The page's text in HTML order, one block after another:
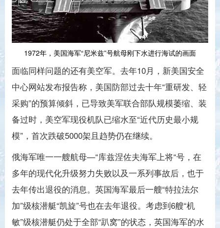
1972年，美国海军“尼米兹”号航母刚下水进行海试的画面
面临同样问题的还有美空军。去年10月，新美国安全
中心网站发布报告称，美国防部过去十年“重研发、轻
采购”的预算倾斜，已导致美军联合部队规模萎缩、装
备过时，美空军现役机队已缩水至“近代历史最小规
模”，首次跌破5000架且趋势仍在继续。
俄海军唯一一艘航母—“库兹涅佐夫海军上将“号，在
多年的现代化升级努力失败以及一系列事故后，也于
去年传出退役的消息。英国海军最后一艘“特拉法尔
加”级核潜艇“凯旋”号也在去年退役。考虑到6艘“机
敏”级核潜艇仍处于全部“趴窝”的状态，英国海军的水